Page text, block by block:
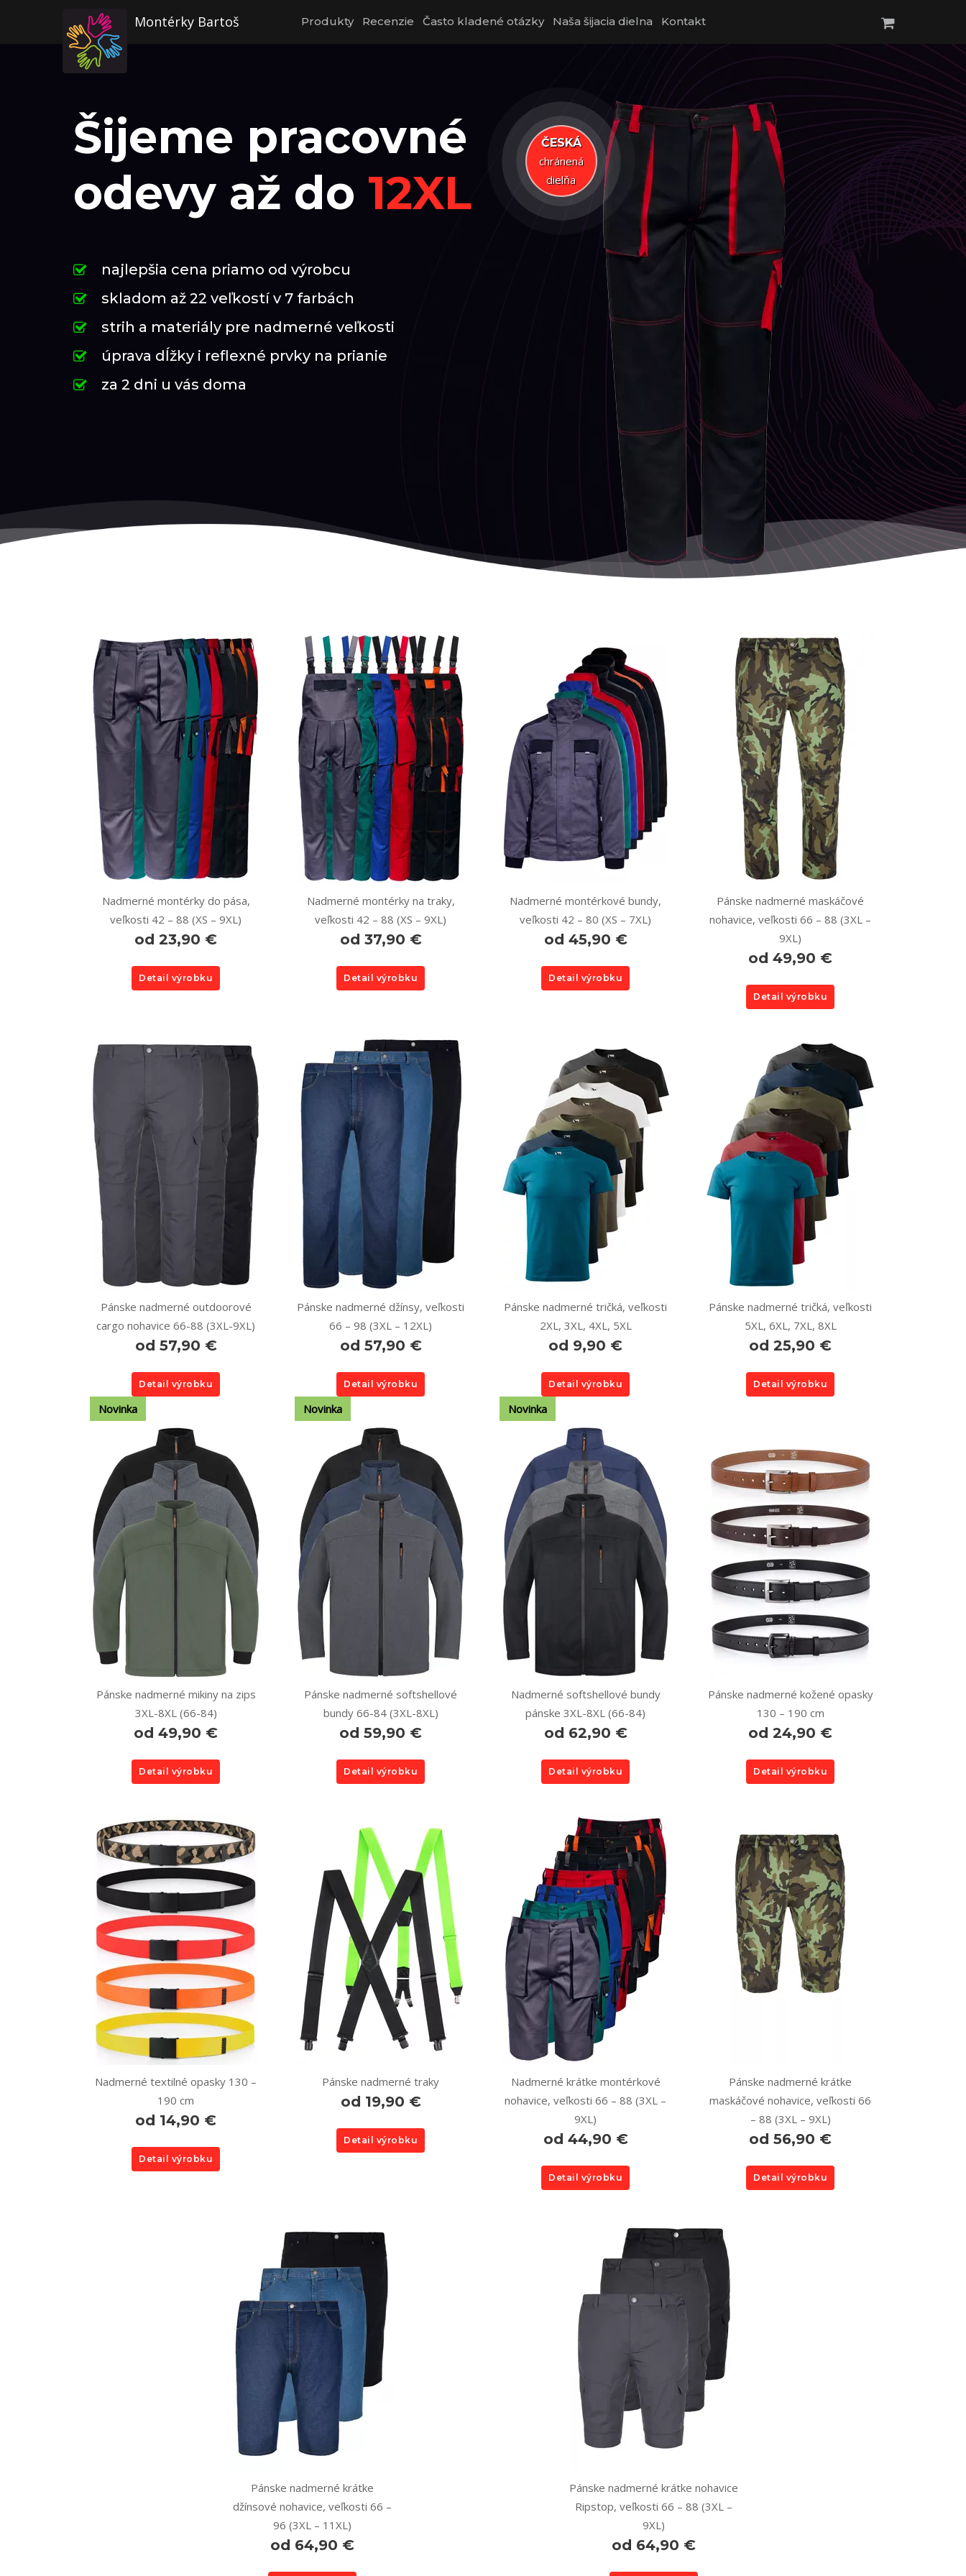
Montérky Bartoš Produkty Recenzie Často kladené otázky Naša šijacia dielna Kontakt
Šijeme pracovné
odevy až do 12XL
najlepšia cena priamo od výrobcu
skladom až 22 veľkostí v 7 farbách
strih a materiály pre nadmerné veľkosti
úprava dĺžky i reflexné prvky na prianie
za 2 dni u vás doma
ČESKÁ
chránená
dielňa
Nadmerné montérky do pása,
veľkosti 42 – 88 (XS – 9XL)
od 23,90 €
Detail výrobku
Nadmerné montérky na traky,
veľkosti 42 – 88 (XS – 9XL)
od 37,90 €
Detail výrobku
Nadmerné montérkové bundy,
veľkosti 42 – 80 (XS – 7XL)
od 45,90 €
Detail výrobku
Pánske nadmerné maskáčové
nohavice, veľkosti 66 – 88 (3XL –
9XL)
od 49,90 €
Detail výrobku
Pánske nadmerné outdoorové
cargo nohavice 66-88 (3XL-9XL)
od 57,90 €
Detail výrobku
Pánske nadmerné džínsy, veľkosti
66 – 98 (3XL – 12XL)
od 57,90 €
Detail výrobku
Pánske nadmerné tričká, veľkosti
2XL, 3XL, 4XL, 5XL
od 9,90 €
Detail výrobku
Pánske nadmerné tričká, veľkosti
5XL, 6XL, 7XL, 8XL
od 25,90 €
Detail výrobku
Novinka
Pánske nadmerné mikiny na zips
3XL-8XL (66-84)
od 49,90 €
Detail výrobku
Novinka
Pánske nadmerné softshellové
bundy 66-84 (3XL-8XL)
od 59,90 €
Detail výrobku
Novinka
Nadmerné softshellové bundy
pánske 3XL-8XL (66-84)
od 62,90 €
Detail výrobku
Pánske nadmerné kožené opasky
130 – 190 cm
od 24,90 €
Detail výrobku
Nadmerné textilné opasky 130 –
190 cm
od 14,90 €
Detail výrobku
Pánske nadmerné traky
od 19,90 €
Detail výrobku
Nadmerné krátke montérkové
nohavice, veľkosti 66 – 88 (3XL –
9XL)
od 44,90 €
Detail výrobku
Pánske nadmerné krátke
maskáčové nohavice, veľkosti 66
– 88 (3XL – 9XL)
od 56,90 €
Detail výrobku
Pánske nadmerné krátke
džínsové nohavice, veľkosti 66 –
96 (3XL – 11XL)
od 64,90 €
Pánske nadmerné krátke nohavice
Ripstop, veľkosti 66 – 88 (3XL –
9XL)
od 64,90 €